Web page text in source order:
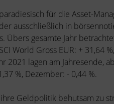
für die Asset-
ausschließlich in
gesamte Jahr
World Gross EUR: + 31,64
2021 lagen am
%, Dezember: - 0,44 %.
Geldpolitik behutsam zu